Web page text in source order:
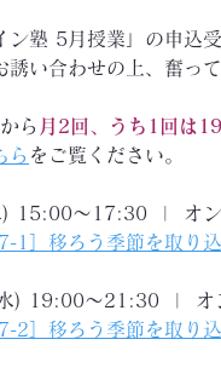
ン塾 5月授業」の申込
誘い合わせの上、奮っ
ら 月2回、うち1回は
ら をご覧ください。
15:00〜17:30  |  オ
1］移ろう季節を取り
) 19:00〜21:30  |  オ
2］移ろう季節を取り